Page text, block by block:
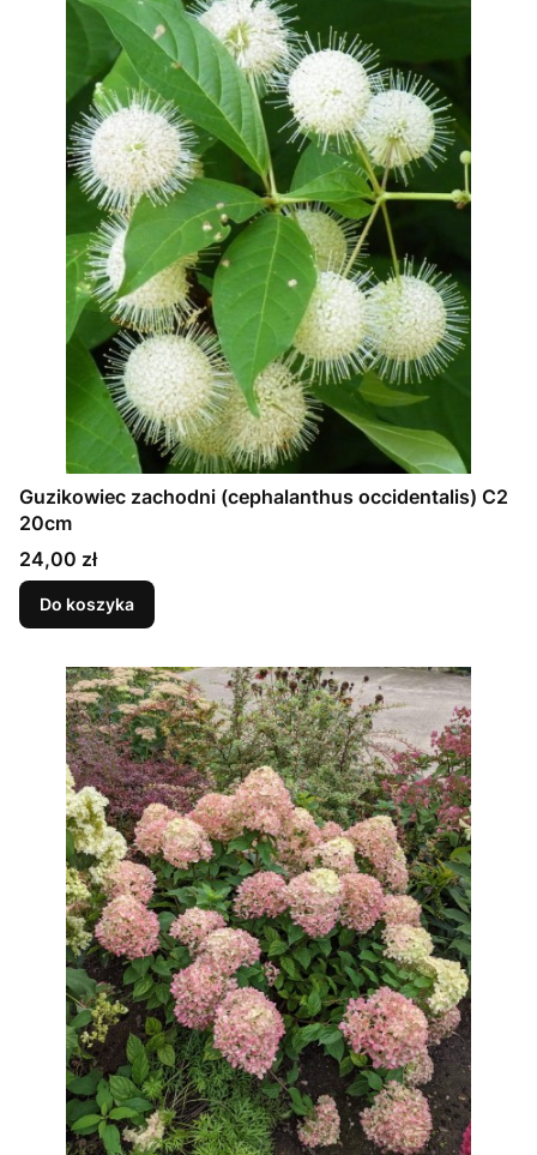
Guzikowiec zachodni (cephalanthus occidentalis) C2
20cm
Cena
24,00 zł
Do koszyka